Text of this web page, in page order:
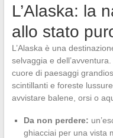
L’Alaska: la
allo stato
L’Alaska è una
selvaggia e
cuore di paesaggi
scintillanti e foreste
avvistare balene, orsi o
Da non perdere:
ghiacciai per una vista